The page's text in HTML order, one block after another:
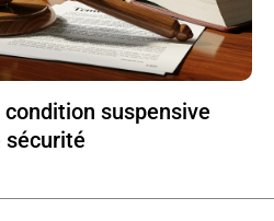
suspensive
sécurité